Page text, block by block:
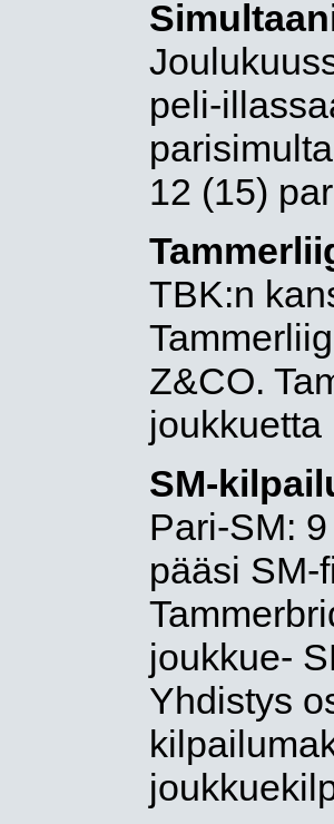
peli-
12 (15)
TBK:n
Z&CO.
joukkuetta
SM-
Pari-SM:
pääsi SM-
joukkue-
Yhdistys